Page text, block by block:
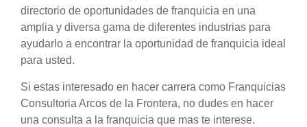
directorio de oportunidades de franquicia en una
amplia y diversa gama de diferentes industrias para
ayudarlo a encontrar la oportunidad de franquicia ideal
para usted.
Si estas interesado en hacer carrera como Franquicias
Consultoria Arcos de la Frontera, no dudes en hacer
una consulta a la franquicia que mas te interese.